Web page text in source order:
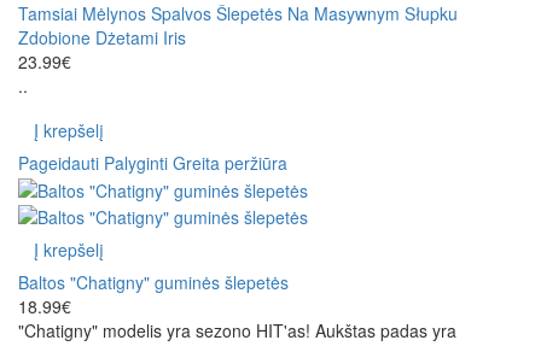
Tamsiai Mėlynos Spalvos Šlepetės Na Masywnym Słupku
Zdobione Dżetami Iris
23.99€
..
Į krepšelį
Pageidauti Palyginti Greita peržiūra
Į krepšelį
Baltos "Chatigny" guminės šlepetės
18.99€
"Chatigny" modelis yra sezono HIT'as! Aukštas padas yra